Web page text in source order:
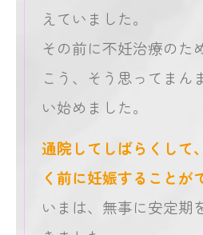
えていました。
その前に不妊治療のた
こう、そう思ってまん
い始めました。
通院してしばらくして
く前に妊娠することが
いまは、無事に安定期